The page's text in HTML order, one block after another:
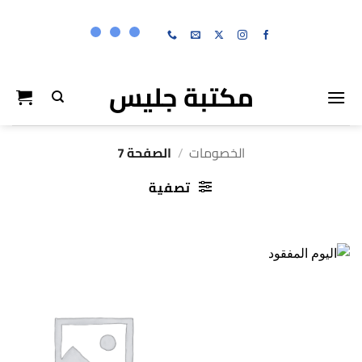
مكتبة جليس
الخصومات / الصفحة 7
تصفية